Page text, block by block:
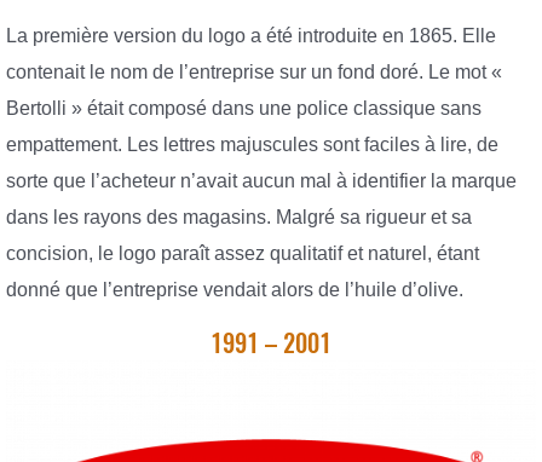
La première version du logo a été introduite en 1865. Elle
contenait le nom de l’entreprise sur un fond doré. Le mot «
Bertolli » était composé dans une police classique sans
empattement. Les lettres majuscules sont faciles à lire, de
sorte que l’acheteur n’avait aucun mal à identifier la marque
dans les rayons des magasins. Malgré sa rigueur et sa
concision, le logo paraît assez qualitatif et naturel, étant
donné que l’entreprise vendait alors de l’huile d’olive.
1991 – 2001